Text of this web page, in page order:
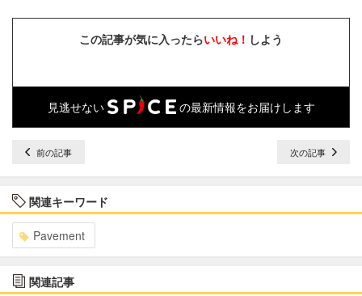
この記事が気に入ったらいいね！ しよう
見逃せない の最新情報をお届けします
前の記事 次の記事
関連キーワード
Pavement
関連記事